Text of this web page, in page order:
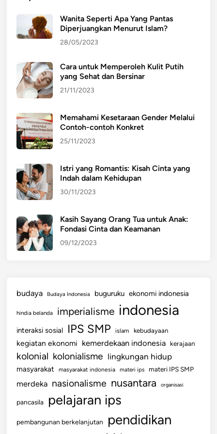
w
a
n
g
k
o
t
Wanita Seperti Apa Yang Pantas
Diperjuangkan Menurut Islam?
28/05/2023
Cara untuk Memperoleh Kulit Putih
yang Sehat dan Bersinar
21/11/2023
Memahami Kesetaraan Gender Melalui
Contoh-contoh Konkret
25/11/2023
Istri yang Romantis: Kisah Cinta yang
Indah dalam Kehidupan
30/11/2023
Kasih Sayang Orang Tua untuk Anak:
Fondasi Cinta dan Keamanan
09/12/2023
budaya Budaya Indonesia buguruku ekonomi indonesia
hindia belanda imperialisme indonesia
interaksi sosial IPS SMP islam kebudayaan
kegiatan ekonomi kemerdekaan indonesia kerajaan
kolonial kolonialisme lingkungan hidup
masyarakat masyarakat indonesia materi ips materi IPS SMP
merdeka nasionalisme nusantara organisasi
pancasila pelajaran ips
pembangunan berkelanjutan pendidikan